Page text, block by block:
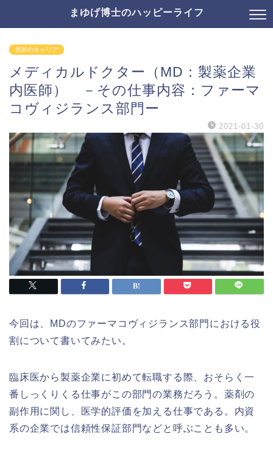
まゆげ博士のハッピーライフ
医師のキャリア
メディカルドクター（MD：製薬企業
内医師） －その仕事内容：ファーマ
コヴィジランス部門ー
2021-01-30
今回は、MDのファーマコヴィジランス部門における役
割について書いてみたい。
臨床医から製薬企業に初めて転職する際、おそらく一
番しっくりくる仕事がこの部門の業務だろう。薬剤の
副作用に関し、医学的評価を加える仕事である。内資
系の企業では信頼性保証部門などと呼ぶことも多い。